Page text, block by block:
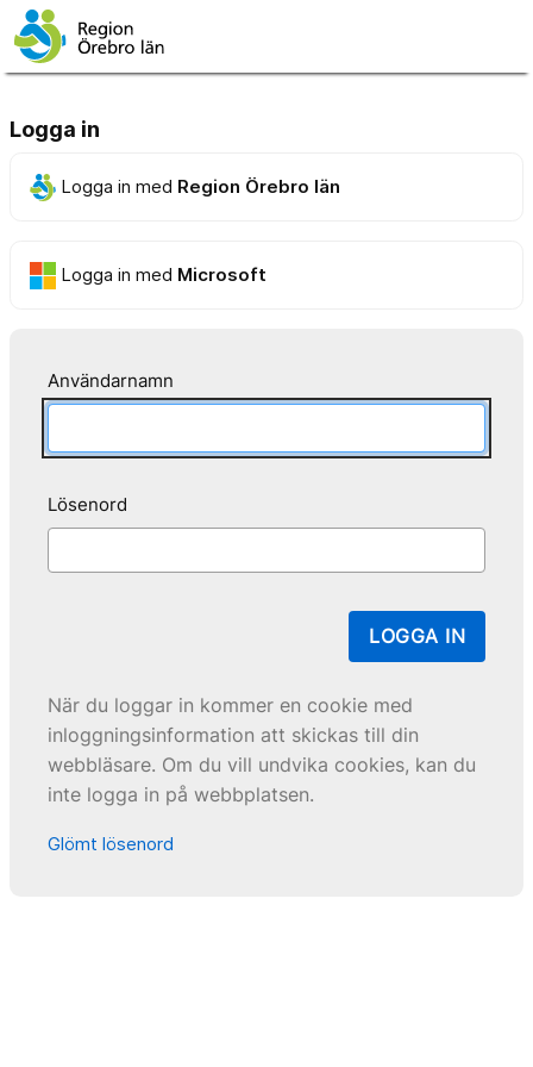
Logga in
Logga in med Region Örebro län
Logga in med Microsoft
Användarnamn
Lösenord
LOGGA IN
När du loggar in kommer en cookie med
inloggningsinformation att skickas till din
webbläsare. Om du vill undvika cookies, kan du
inte logga in på webbplatsen.
Glömt lösenord